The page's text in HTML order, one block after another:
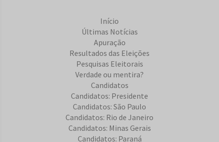
Início
Últimas Notícias
Apuração
Resultados das Eleições
Pesquisas Eleitorais
Verdade ou mentira?
Candidatos
Candidatos: Presidente
Candidatos: São Paulo
Candidatos: Rio de Janeiro
Candidatos: Minas Gerais
Candidatos: Paraná